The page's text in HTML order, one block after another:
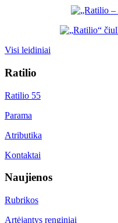
Visi leidiniai
Ratilio
Ratilio 55
Parama
Atributika
Kontaktai
Naujienos
Rubrikos
Artėjantys renginiai